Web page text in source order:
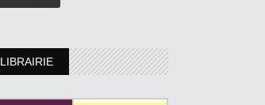
LIBRAIRIE